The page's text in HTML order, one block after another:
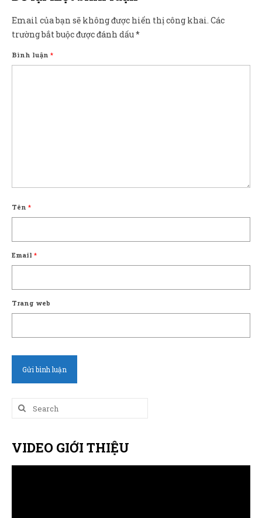
Email của bạn sẽ không được hiển thị công khai. Các
trường bắt buộc được đánh dấu*
Bình luận *
Tên *
Email *
Trang web
Search
for:
VIDEO GIỚI THIỆU